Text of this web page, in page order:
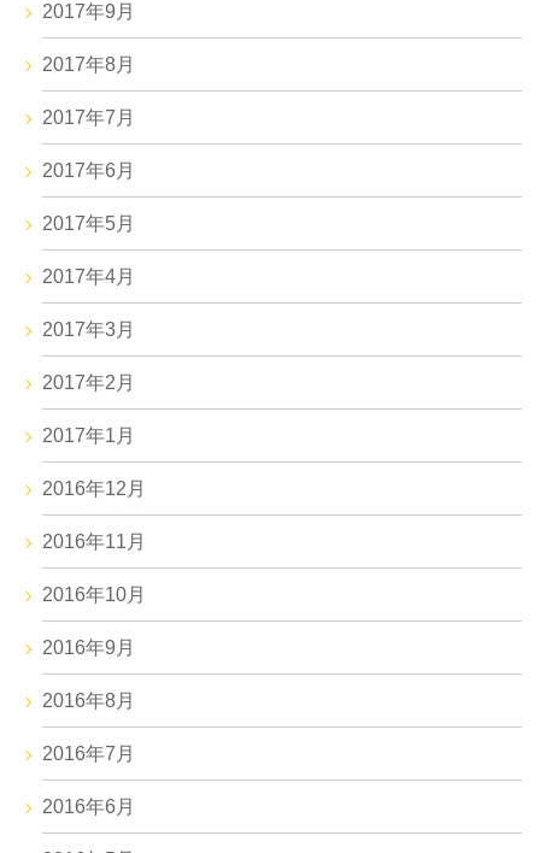
2017年9月
2017年8月
2017年7月
2017年6月
2017年5月
2017年4月
2017年3月
2017年2月
2017年1月
2016年12月
2016年11月
2016年10月
2016年9月
2016年8月
2016年7月
2016年6月